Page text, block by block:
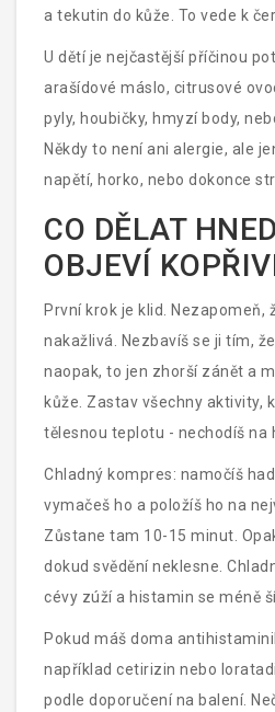
a tekutin do kůže. To vede k
vyrážkám, které se mohou
Svědění je nejhorší příznak,
nebo teplo v postižených
U dětí je nejčastější příčinou
arašídové máslo, citrusové
pyly, houbičky, hmyzí body,
Někdy to není ani alergie, ale
napětí, horko, nebo dokonce
kopřivka objeví po léčbě
amoxicilinem.
CO DĚLAT
OBJEVÍ
První krok je klid. Nezapomeň,
nakažlivá. Nezbavíš se ji tím,
naopak, to jen zhorší zánět a
kůže. Zastav všechny aktivity,
tělesnou teplotu - nechodíš na
velmi horké vodě, nekryj dítě
Chladný kompres: namočíš
vymačeš ho a položíš ho na
Zůstane tam 10-15 minut.
dokud svědění neklesne.
cévy zúží a histamin se méně
Pokud máš doma
například cetirizin nebo
podle doporučení na balení.